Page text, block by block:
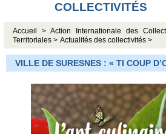
COLLECTIVITÉS
Accueil >Action Internationale des
Territoriales > Actualités des collectivités >
VILLE DE SURESNES : « TI COUP